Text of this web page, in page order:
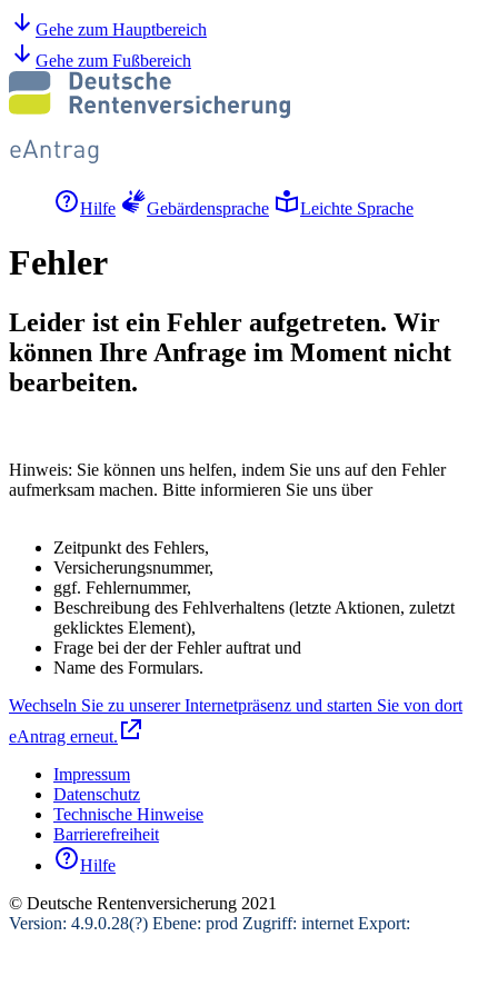
Gehe zum Hauptbereich
Gehe zum Fußbereich
Hilfe Gebärdensprache Leichte Sprache
Fehler
Leider ist ein Fehler aufgetreten. Wir
können Ihre Anfrage im Moment nicht
bearbeiten.
Hinweis: Sie können uns helfen, indem Sie uns auf den Fehler
aufmerksam machen. Bitte informieren Sie uns über
Zeitpunkt des Fehlers,
Versicherungsnummer,
ggf. Fehlernummer,
Beschreibung des Fehlverhaltens (letzte Aktionen, zuletzt
geklicktes Element),
Frage bei der der Fehler auftrat und
Name des Formulars.
Wechseln Sie zu unserer Internetpräsenz und starten Sie von dort
eAntrag erneut.
Impressum
Datenschutz
Technische Hinweise
Barrierefreiheit
Hilfe
© Deutsche Rentenversicherung 2021
Version: 4.9.0.28(?) Ebene: prod Zugriff: internet Export: